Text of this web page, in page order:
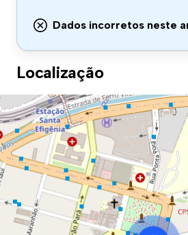
Dados incorretos neste
Localização